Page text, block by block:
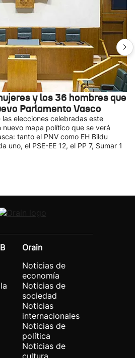
y los 36 hombres que
Parlamento Vasco
elecciones celebradas este
mapa político que se verá
tanto el PNV como EH Bildu
uno, el PSE-EE 12, el PP 7, Sumar 1
Orain
Noticias de
economía
Noticias de
sociedad
Noticias
internacionales
Noticias de
política
Noticias de
cultura